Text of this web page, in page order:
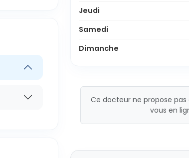
Jeudi
Samedi
Dimanche
Ce docteur ne propose
vous en